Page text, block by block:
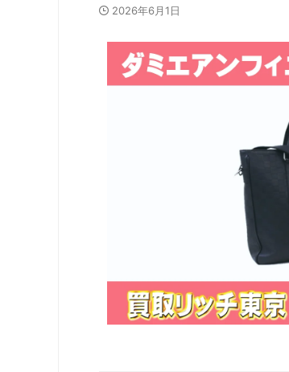
2026年6月1日